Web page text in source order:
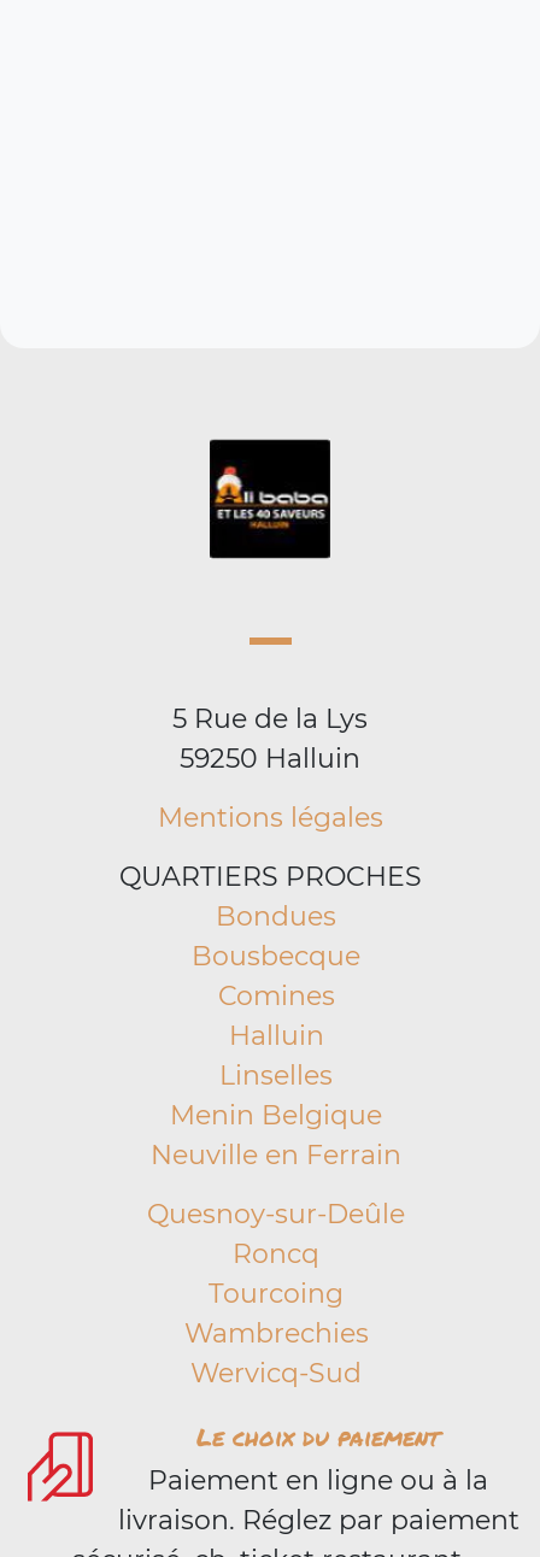
5 Rue de la Lys
59250 Halluin
Mentions légales
QUARTIERS PROCHES
Bondues
Bousbecque
Comines
Halluin
Linselles
Menin Belgique
Neuville en Ferrain
Quesnoy-sur-Deûle
Roncq
Tourcoing
Wambrechies
Wervicq-Sud
Le choix du paiement
Paiement en ligne ou à la
livraison. Réglez par paiement